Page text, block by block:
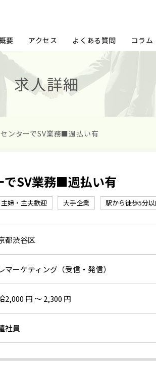
要 アクセス よくある質問 コラム
求人詳細
ンターでSV業務■週払い有
SV業務■週払い有
主婦・主夫歓迎 大手企業 駅から徒歩5分
都渋谷区
マーケティング（受信・発信）
2,000 円 ～ 2,300 円
社員